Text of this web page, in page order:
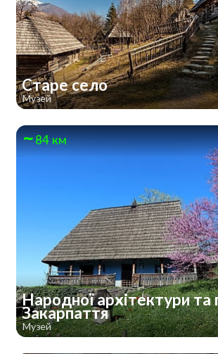
Старе село
Музей
84 км
Народної архітектури та
Закарпаття
Музей